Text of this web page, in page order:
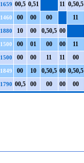
1659 00,5 0,51 11 0,50,5
1460 00 00 00 11
1880 10 00 0,50,5 00
1500 00 01 00 00 11
1500 00 00 11 11 00
1849 00 10 0,50,5 00 0,50,5
1790 00,5 00 00 00 00